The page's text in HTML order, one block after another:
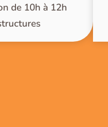
de 10h à 12h